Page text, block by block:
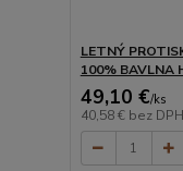
LETNÝ
100% BAVLNA
49,10 €/ks
40,58 € bez DPH